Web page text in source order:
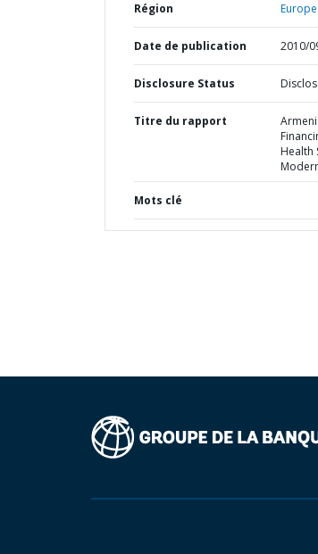
Région
Date de publication 2010/
Disclosure Status
Titre du rapport
Health
Mots clé